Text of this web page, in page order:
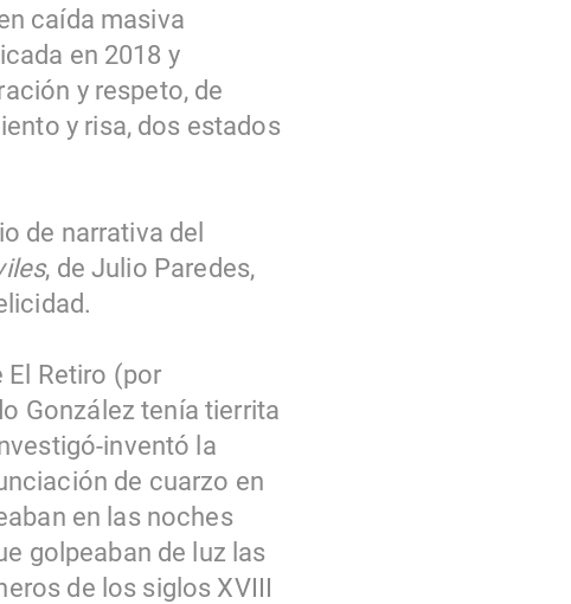
caída masiva
en 2018 y
y respeto, de
y risa, dos estados
de narrativa del
, de Julio Paredes,
El Retiro (por
González tenía tierrita
inventó la
de cuarzo en
en las noches
golpeaban de luz las
de los siglos XVIII